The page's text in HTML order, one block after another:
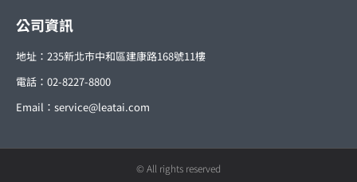
公司資訊
地址：235新北市中和區建康路168號11樓
電話：02-8227-8800
Email： service@leatai.com
© All rights reserved